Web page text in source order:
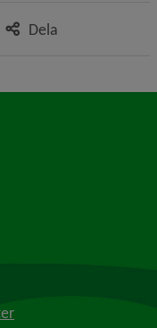
Dela
öppnas i nytt